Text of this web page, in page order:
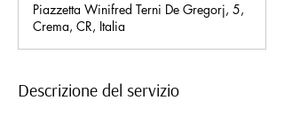
m
i
n
o
Piazzetta Winifred Terni De Gregorj, 5,
Crema, CR, Italia
Descrizione del servizio